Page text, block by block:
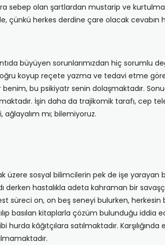
sebep olan şartlardan mustarip ve
çünkü herkes derdine çare olacak
büyüyen sorunlarımızdan hiç sorumlu
koyup reçete yazma ve tedavi etme
bu psikiyatr senin dolaşmaktadır.
İşin daha da trajikomik tarafı, cep
ağlayalım mı; bilemiyoruz.
üzere sosyal bilimcilerin pek de işe yarayan
derken hastalıkla adeta kahraman bir
süreci on, on beş seneyi bulurken,
basılan kitaplarla çözüm bulunduğu iddia
hurda kâğıtçılara satılmaktadır.